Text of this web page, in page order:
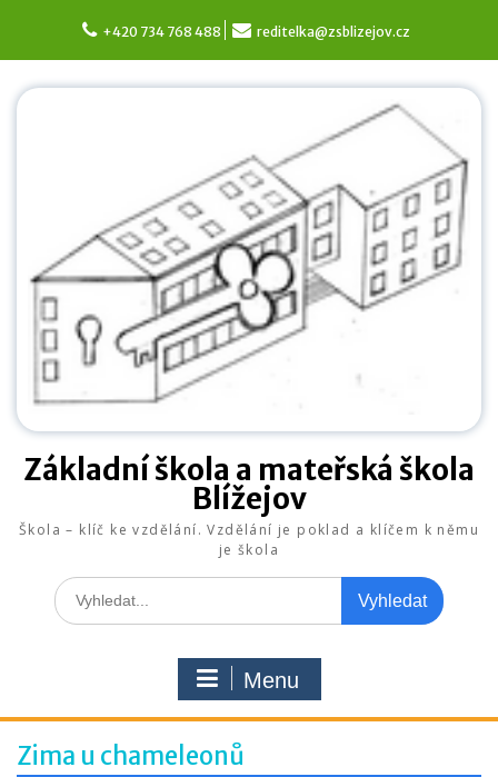
content
+420 734 768 488 reditelka@zsblizejov.cz
Základní škola a mateřská škola
Blížejov
Škola – klíč ke vzdělání. Vzdělání je poklad a klíčem k němu
je škola
Search
for:
Menu
Zima u chameleonů